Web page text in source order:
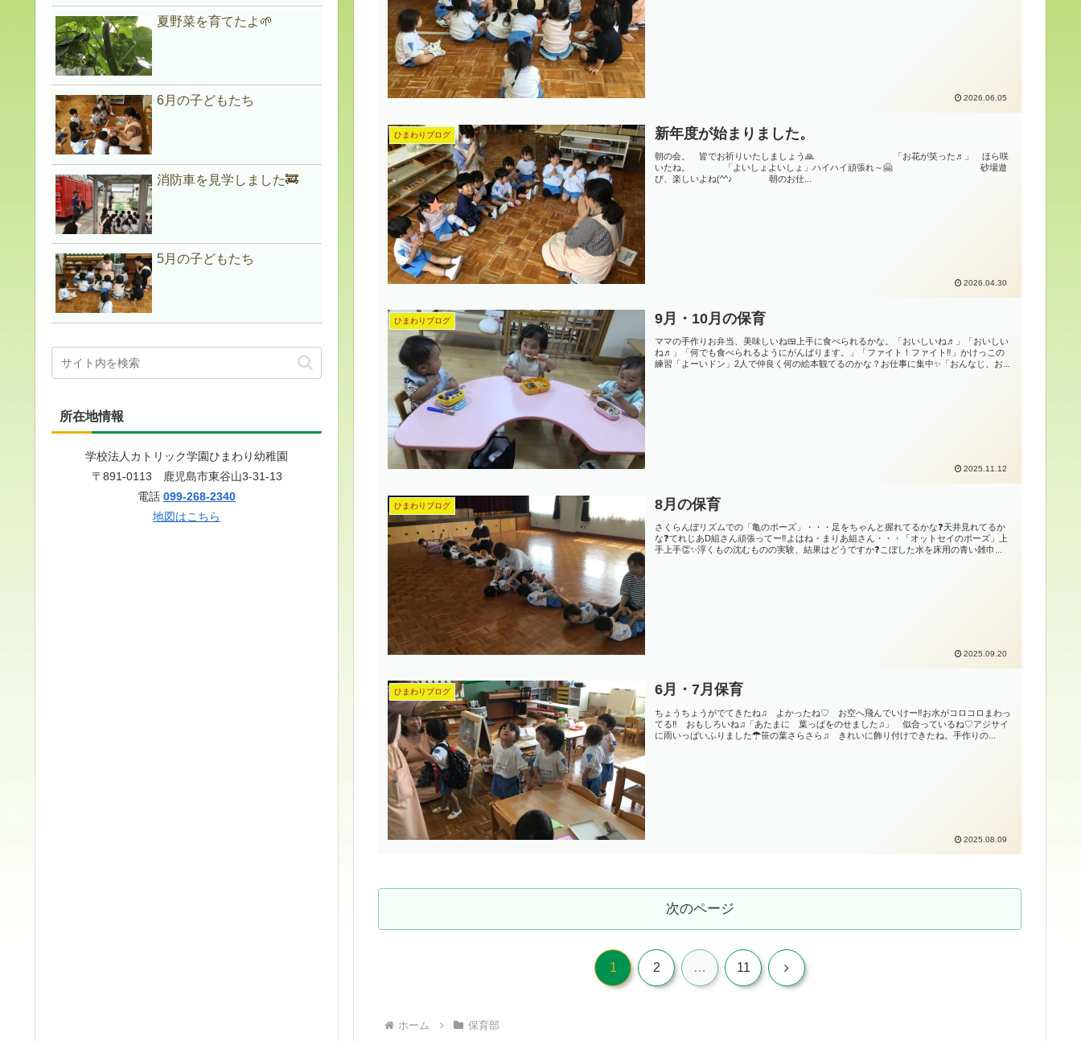
2026.06.05
ひまわりブログ 新年度が始まりました。
朝の会。 皆でお祈りいたしましょう🙏 「お花が笑った♬」 ほら咲
いたね。 「よいしょよいしょ」ハイハイ頑張れ～🤗 砂場遊
び、楽しいよね(^^♪ 朝のお仕...
2026.04.30
ひまわりブログ 9月・10月の保育
ママの手作りお弁当、美味しいね🍱上手に食べられるかな。「おいしいね♬」「おいしい
ね♬」「何でも食べられるようにがんばります。」「ファイト！ファイト‼」かけっこの
練習「よーいドン」2人で仲良く何の絵本観てるのかな？お仕事に集中✨「おんなじ、お...
2025.11.12
ひまわりブログ 8月の保育
さくらんぼリズムでの「亀のポーズ」・・・足をちゃんと握れてるかな❓天井見れてるか
な❓てれじあD組さん頑張ってー‼よはね・まりあ組さん・・・「オットセイのポーズ」上
手上手👏✨浮くもの沈むものの実験、結果はどうですか❓こぼした水を床用の青い雑巾...
2025.09.20
ひまわりブログ 6月・7月保育
ちょうちょうがでてきたね♫ よかったね♡ お空へ飛んでいけー‼お水がコロコロまわっ
てる‼ おもしろいね♫「あたまに 葉っぱをのせました♫」 似合っているね♡アジサイ
に雨いっぱいふりました☂笹の葉さらさら♫ きれいに飾り付けできたね。手作りの...
2025.08.09
次のページ
1 2 … 11 次
ホーム 保育部
夏野菜を育てたよ🌱
6月の子どもたち
消防車を見学しました🚒
5月の子どもたち
所在地情報
学校法人カトリック学園ひまわり幼稚園
〒891-0113 鹿児島市東谷山3-31-13
電話 099-268-2340
地図はこちら